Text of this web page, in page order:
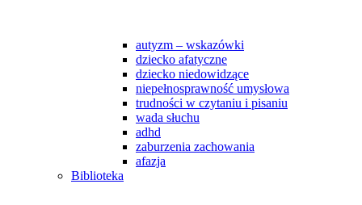
autyzm – wskazówki
dziecko afatyczne
dziecko niedowidzące
niepełnosprawność umysłowa
trudności w czytaniu i pisaniu
wada słuchu
adhd
zaburzenia zachowania
afazja
Biblioteka